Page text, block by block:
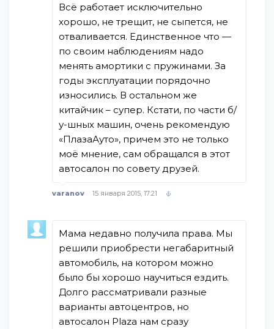
Всё работает исключительно
хорошо, не трещит, не сыпется, не
отваливается. Единственное что —
по своим наблюдениям надо
менять амортики с пружинами. За
годы эксплуатации порядочно
износились. В остальном же
китайчик – супер. Кстати, по части б/
у-шных машин, очень рекомендую
«ПлазаАуто», причем это не только
моё мнение, сам обращался в этот
автосалон по совету друзей.
varanov 15 января 2015, 17:21
Мама недавно получила права. Мы
решили приобрести негабаритный
автомобиль, на котором можно
было бы хорошо научиться ездить.
Долго рассматривали разные
варианты автоцентров, но
автосалон Plaza нам сразу